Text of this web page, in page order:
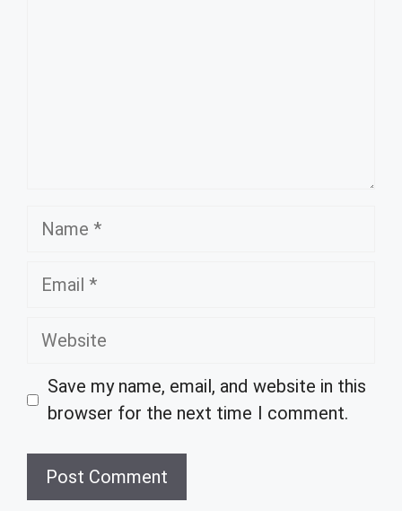
Name
Email
Website
Save my name, email, and website in this
browser for the next time I comment.